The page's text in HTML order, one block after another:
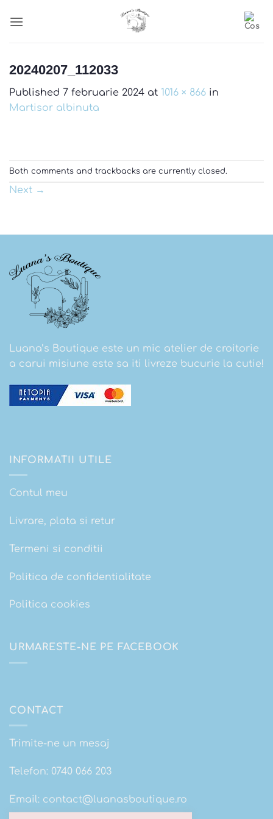
20240207_112033
Published 7 februarie 2024 at 1016 × 866 in
Martisor albinuta
Both comments and trackbacks are currently closed.
Next →
Luana’s Boutique este un mic atelier de croitorie
a carui misiune este sa iti livreze bucurie la cutie!
INFORMATII UTILE
Contul meu
Livrare, plata si retur
Termeni si conditii
Politica de confidentialitate
Politica cookies
URMARESTE-NE PE FACEBOOK
CONTACT
Trimite-ne un mesaj
Telefon: 0740 066 203
Email: contact@luanasboutique.ro